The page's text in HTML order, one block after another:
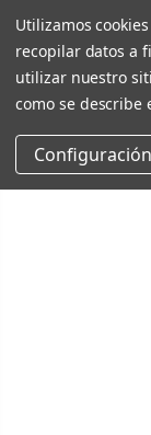
Utilizamos
recopilar datos a
utilizar nuestro
como se describe
Configuración